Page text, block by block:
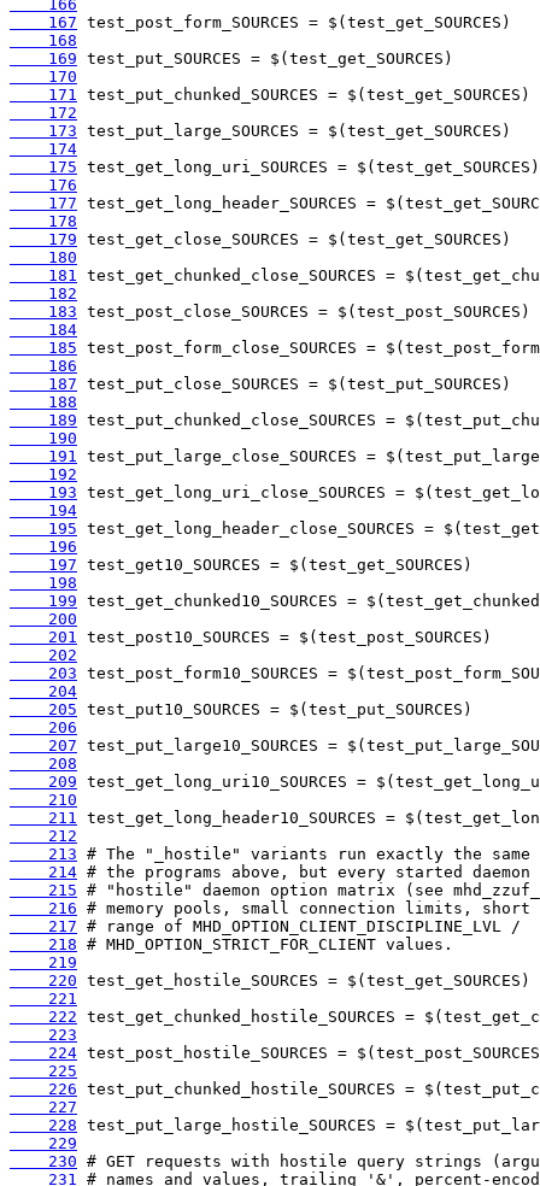
    166
    167
    168
    169
    170
    171
    172
    173
    174
    175
    176
    177
    178
    179
    180
    181
    182
    183
    184
    185
    186
    187
    188
    189
    190
    191
    192
    193
    194
    195
    196
    197
    198
    199
    200
    201
    202
    203
    204
    205
    206
    207
    208
    209
    210
    211
    212
    213
    214
    215
    216
    217
    218
    219
    220
    221
    222
    223
    224
    225
    226
    227
    228
    229
    230
    231